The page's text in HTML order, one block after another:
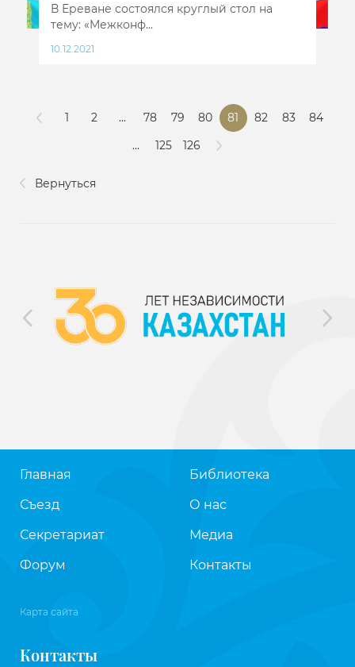
В Ереване состоялся круглый стол на
тему: «Межконф...
10.12.2021
Вернуться
1 2 ... 78 79 80 81 82 83
84
...
125 126
Главная
Съезд
Секретариат
Форум
Библиотека
О нас
Медиа
Контакты
Карта сайта
Контакты